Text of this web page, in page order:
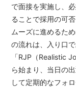
で面接を実施し、
ることで採用の可
ムーズに進めるた
の流れは、入り口
「RJP（Realistic
ら始まり、当日の
して定期的なフォ